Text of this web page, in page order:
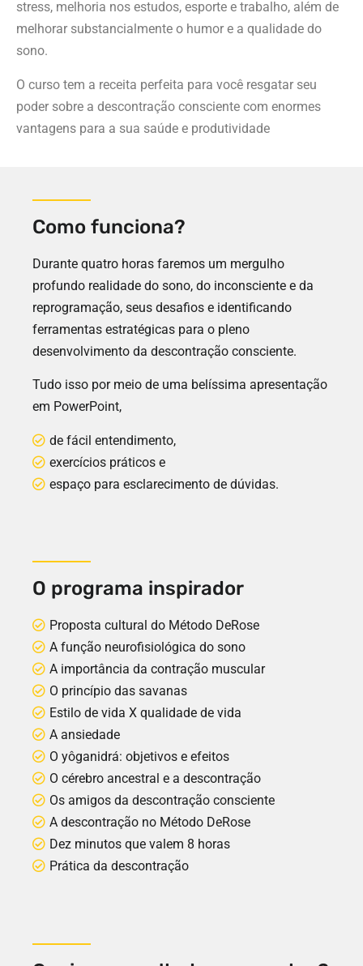
stress, melhoria nos estudos, esporte e trabalho, além de
melhorar substancialmente o humor e a qualidade do
sono.
O curso tem a receita perfeita para você resgatar seu
poder sobre a descontração consciente com enormes
vantagens para a sua saúde e produtividade
Como funciona?
Durante quatro horas faremos um mergulho
profundo realidade do sono, do inconsciente e da
reprogramação, seus desafios e identificando
ferramentas estratégicas para o pleno
desenvolvimento da descontração consciente.
Tudo isso por meio de uma belíssima apresentação
em PowerPoint,
de fácil entendimento,
exercícios práticos e
espaço para esclarecimento de dúvidas.
O programa inspirador
Proposta cultural do Método DeRose
A função neurofisiológica do sono
A importância da contração muscular
O princípio das savanas
Estilo de vida X qualidade de vida
A ansiedade
O yôganidrá: objetivos e efeitos
O cérebro ancestral e a descontração
Os amigos da descontração consciente
A descontração no Método DeRose
Dez minutos que valem 8 horas
Prática da descontração